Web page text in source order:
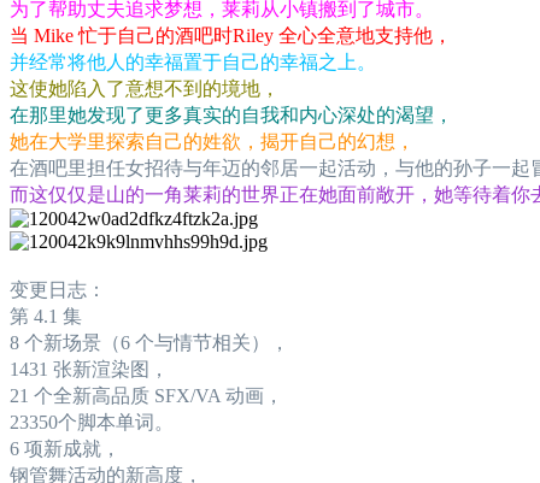
为了帮助丈夫追求梦想，莱莉从小镇搬到了城市。
当 Mike 忙于自己的酒吧时Riley 全心全意地支持他，
并经常将他人的幸福置于自己的幸福之上。
这使她陷入了意想不到的境地，
在那里她发现了更多真实的自我和内心深处的渴望，
她在大学里探索自己的姓欲，揭开自己的幻想，
在酒吧里担任女招待与年迈的邻居一起活动，与他的孙子一起
而这仅仅是山的一角莱莉的世界正在她面前敞开，她等待着你
变更日志：
第 4.1 集
8 个新场景（6 个与情节相关），
1431 张新渲染图，
21 个全新高品质 SFX/VA 动画，
23350个脚本单词。
6 项新成就，
钢管舞活动的新高度，